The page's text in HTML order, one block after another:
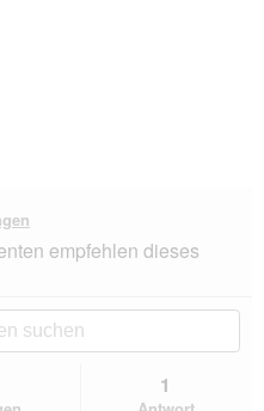
dieser
Aktion
du
zu
den
empfehlen dieses
1